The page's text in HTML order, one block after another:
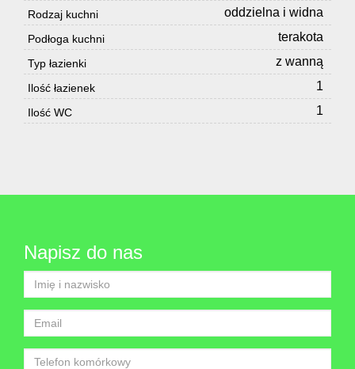
Rodzaj kuchni oddzielna i widna
Podłoga kuchni terakota
Typ łazienki z wanną
Ilość łazienek 1
Ilość WC 1
Napisz do nas